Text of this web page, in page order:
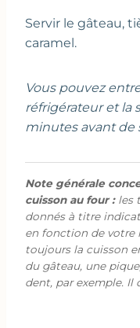
Servir le gâteau,
caramel.
Vous pouvez
réfrigérateur et la
minutes avant de
Note générale
cuisson au four :les
donnés à titre
en fonction de votre
toujours la cuisson
du gâteau, une
dent, par exemple. Il